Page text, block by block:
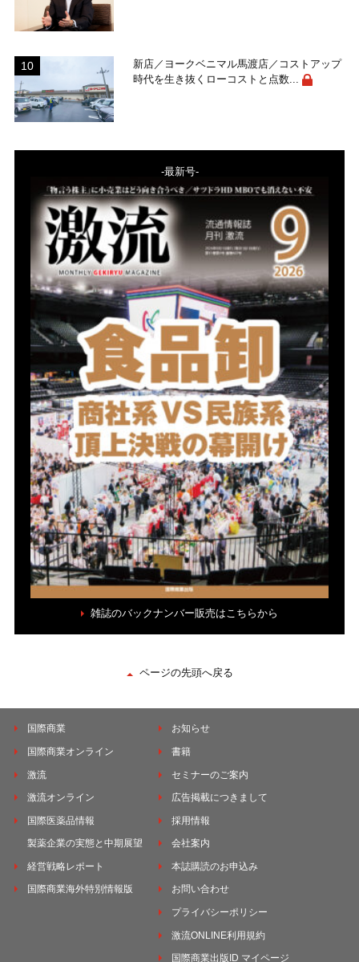
新店／ヨークベニマル馬渡店／コストアップ
時代を生き抜くローコストと点数...
-最新号-
雑誌のバックナンバー販売はこちらから
ページの先頭へ戻る
国際商業
国際商業オンライン
激流
激流オンライン
国際医薬品情報
製薬企業の実態と中期展望
経営戦略レポート
国際商業海外特別情報版
お知らせ
書籍
セミナーのご案内
広告掲載につきまして
採用情報
会社案内
本誌購読のお申込み
お問い合わせ
プライバシーポリシー
激流ONLINE利用規約
国際商業出版ID マイページ